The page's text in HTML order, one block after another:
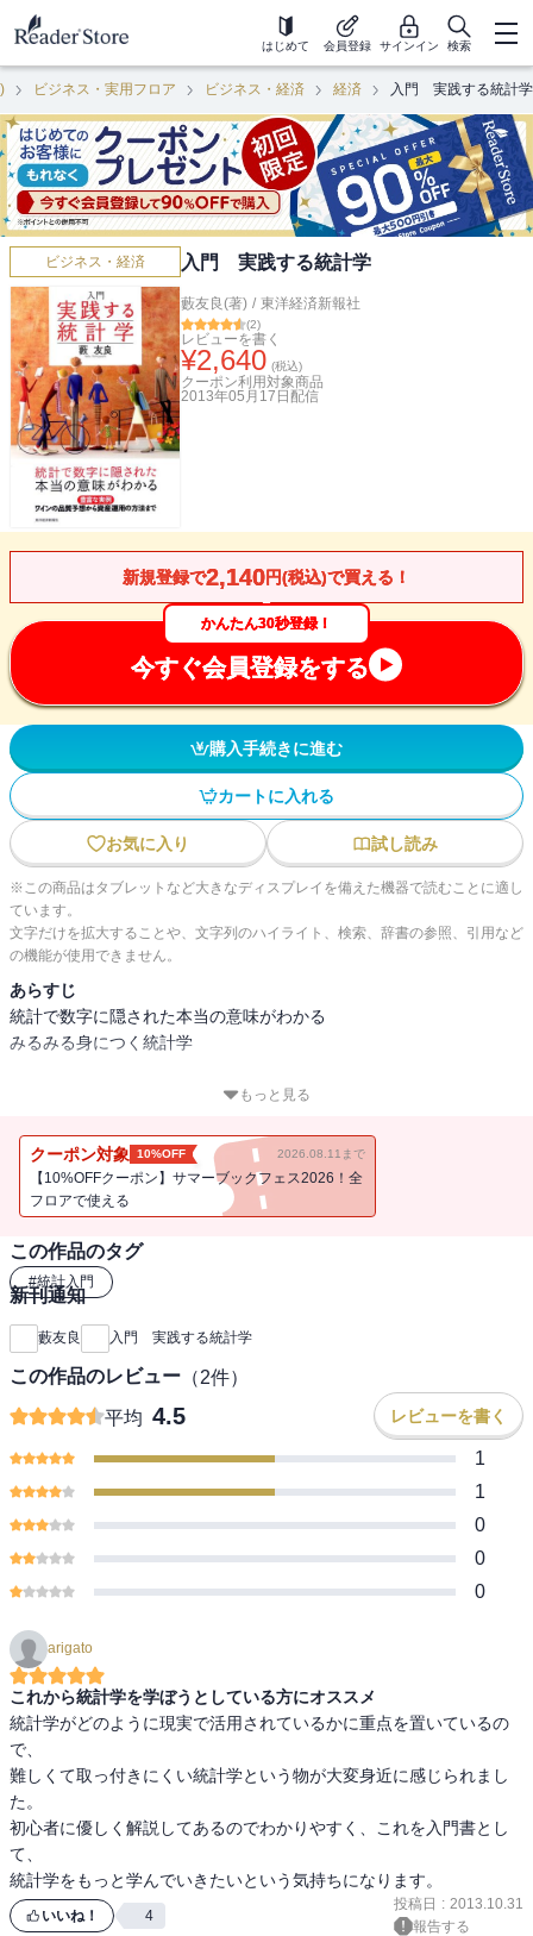
はじめて 会員登録 サインイン 検索
ビジネス・実用フロア ビジネス・経済 経済 入門 実践する統計学
ビジネス・経済 入門 実践する統計学
藪友良(著) / 東洋経済新報社
(2)
レビューを書く
¥2,640 (税込)
クーポン利用対象商品
2013年05月17日 配信
新規登録で2,140円(税込)で買える！
かんたん30秒登録！
今すぐ会員登録をする
購入手続きに進む
カートに入れる
お気に入り 試し読み
※この商品はタブレットなど大きなディスプレイを備えた機器で読むことに適し
ています。
文字だけを拡大することや、文字列のハイライト、検索、辞書の参照、引用など
の機能が使用できません。
あらすじ
統計で数字に隠された本当の意味がわかる
みるみる身につく統計学
本書の特徴は３つです。第１の特徴は、豊富な実用例です。これら
学など多岐にわたっています。初学者にとっては、統計学がどのよ
うに役に立つのかを知ることは、統計学を学ぶ意識を高めるだけで
なく、統計学を実際に用いるうえでも有用な知識となります。これ
た」知識として統計学を身につけることができます。
第２の特徴は、高等学校初級年程度の数学で内容を理解できるよう
にしたことです。証明はできるだけ詳細に記述し、証明の理解が容
易となるよう心がけました。本書では、章末に証明がまとめられて
いますが、必ずしもこれらを読まなくても、各章の概要が把握でき
るようになっています。
第３の特徴は、上級の専門書を読むための基礎を本書によって身に
つけられることです。統計学の入門書と上級書の間には大きな隔た
りがありますが、本書はその橋渡しの役割を果たすことでしょう。
（「はしがき」より
もっと見る
クーポン対象 10%OFF 2026.08.11まで
【10%OFFクーポン】サマーブックフェス2026！全
フロアで使える
この作品のタグ
#統計入門
新刊通知
藪友良 入門 実践する統計学
この作品のレビュー （2件）
平均 4.5 レビューを書く
1
1
0
0
0
arigato
これから統計学を学ぼうとしている方にオススメ
統計学がどのように現実で活用されているかに重点を置いているの
で、
難しくて取っ付きにくい統計学という物が大変身近に感じられまし
た。
初心者に優しく解説してあるのでわかりやすく、これを入門書とし
て、
統計学をもっと学んでいきたいという気持ちになります。
いいね！ 4
投稿日 : 2013.10.31
報告する